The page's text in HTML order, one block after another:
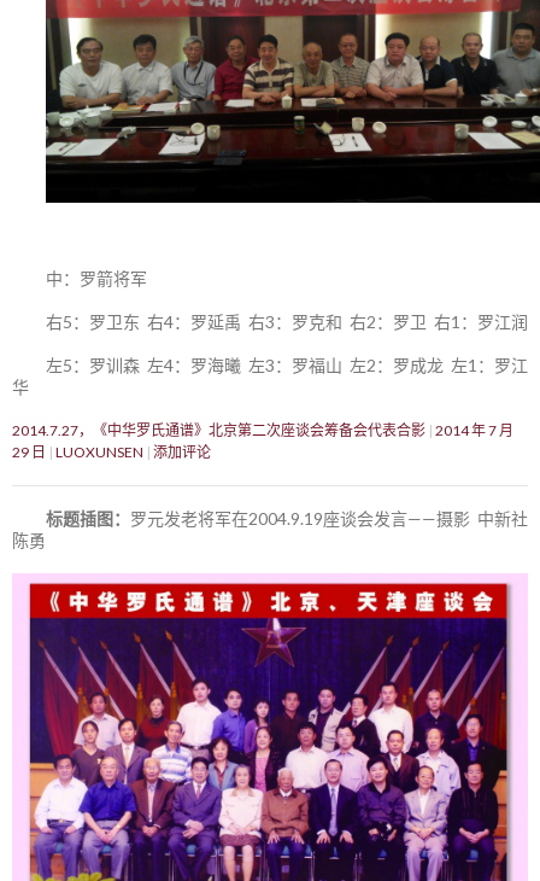
中：罗箭将军
右5：罗卫东 右4：罗延禹 右3：罗克和 右2：罗卫 右1：罗江润
左5：罗训森 左4：罗海曦 左3：罗福山 左2：罗成龙 左1：罗江
华
2014.7.27，《中华罗氏通谱》北京第二次座谈会筹备会代表合影 2014 年 7 月
29 日
LUOXUNSEN 添加评论
标题插图： 罗元发老将军在2004.9.19座谈会发言——摄影 中新社
陈勇